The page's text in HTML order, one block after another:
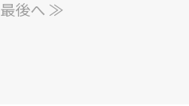
最後へ ≫